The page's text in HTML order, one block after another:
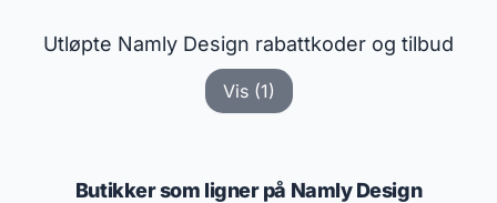
Utløpte Namly Design rabattkoder og tilbud
Vis (1)
Butikker som ligner på Namly Design